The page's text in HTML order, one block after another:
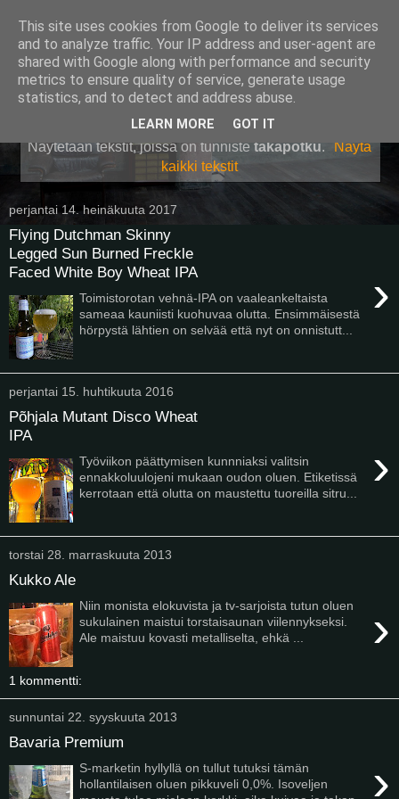
Pullollinen
Näytetään tekstit, joissa on tunniste takapotku.
Näytä
kaikki tekstit
perjantai 14. heinäkuuta 2017
Flying Dutchman Skinny
Legged Sun Burned Freckle
Faced White Boy Wheat IPA
›
Toimistorotan vehnä-IPA on vaaleankeltaista
sameaa kauniisti kuohuvaa olutta. Ensimmäisestä
hörpystä lähtien on selvää että nyt on onnistutt...
perjantai 15. huhtikuuta 2016
Põhjala Mutant Disco Wheat
IPA
›
Työviikon päättymisen kunnniaksi valitsin
ennakkoluulojeni mukaan oudon oluen. Etiketissä
kerrotaan että olutta on maustettu tuoreilla sitru...
torstai 28. marraskuuta 2013
Kukko Ale
›
Niin monista elokuvista ja tv-sarjoista tutun oluen
sukulainen maistui torstaisaunan viilennykseksi.
Ale maistuu kovasti metalliselta, ehkä ...
1 kommentti:
sunnuntai 22. syyskuuta 2013
Bavaria Premium
›
S-marketin hyllyllä on tullut tutuksi tämän
hollantilaisen oluen pikkuveli 0,0%. Isoveljen
This site uses cookies from Google to deliver its services
and to analyze traffic. Your IP address and user-agent are
shared with Google along with performance and security
metrics to ensure quality of service, generate usage
statistics, and to detect and address abuse.
LEARN MORE GOT IT